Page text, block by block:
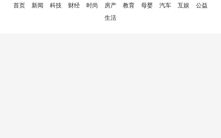
首页 新闻 科技 财经 时尚 房产 教育 母婴 汽车 互娱
公益
生活